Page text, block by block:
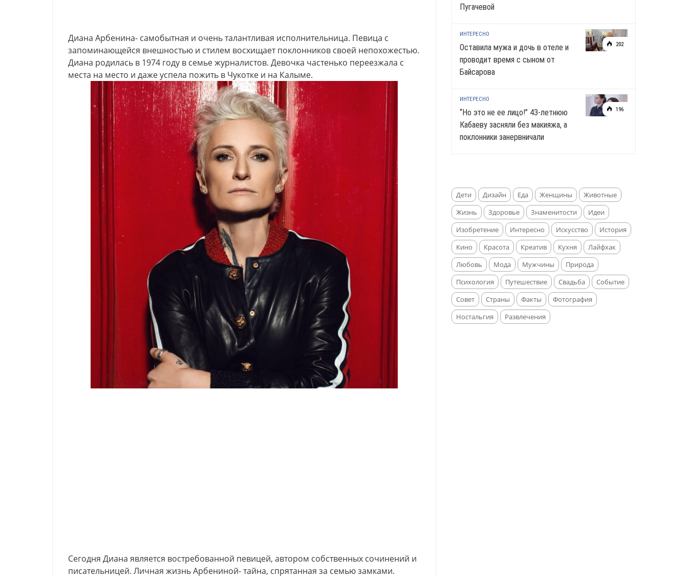
Диана Арбенина- самобытная и очень талантливая исполнительница. Певица с
запоминающейся внешностью и стилем восхищает поклонников своей непохожестью.
Диана родилась в 1974 году в семье журналистов. Девочка частенько переезжала с
места на место и даже успела пожить в Чукотке и на Калыме.
Сегодня Диана является востребованной певицей, автором собственных сочинений и
писательницей. Личная жизнь Арбениной- тайна, спрятанная за семью замками.
Пугачевой
202
ИНТЕРЕСНО
Оставила мужа и дочь в отеле и
проводит время с сыном от
Байсарова
196
ИНТЕРЕСНО
“Но это не ее лицо!” 43-летнюю
Кабаеву засняли без макияжа, а
поклонники занервничали
Дети Дизайн Еда Женщины
Животные
Жизнь
Здоровье Знаменитости
Идеи
Изобретение
Интересно Искусство
История
Кино
Красота Креатив Кухня
Лайфхак
Любовь
Мода Мужчины
Природа
Психология
Путешествие Свадьба
Событие
Совет
Страны Факты
Фотография
Ностальгия
Развлечения